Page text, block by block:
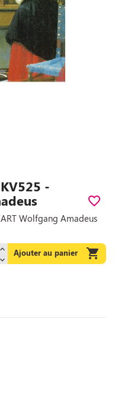
-
favorite_border
Wolfgang Amadeus
Ajouter au panier 